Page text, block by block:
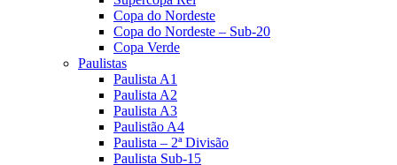
Copa do Nordeste
Copa do Nordeste – Sub-20
Copa Verde
Paulistas
Paulista A1
Paulista A2
Paulista A3
Paulistão A4
Paulista – 2ª Divisão
Paulista Sub-15